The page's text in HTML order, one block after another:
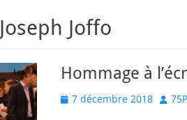
Joseph Joffo
Hommage à
Posted
7 décembre 2018